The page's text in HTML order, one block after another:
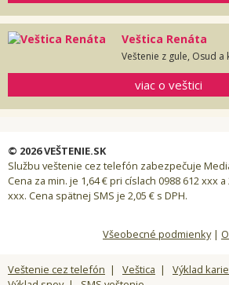
Veštica Renáta
Veštenie z gule, Osud
viac o veštici
© 2026 VEŠTENIE.SK
Službu veštenie cez telefón zabezpečuje
Cena za min. je 1,64 € pri císlach 0988 612 xxx
xxx. Cena spätnej SMS je 2,05 € s DPH.
Všeobecné podmienky |
Veštenie cez telefón | Veštica | Výklad